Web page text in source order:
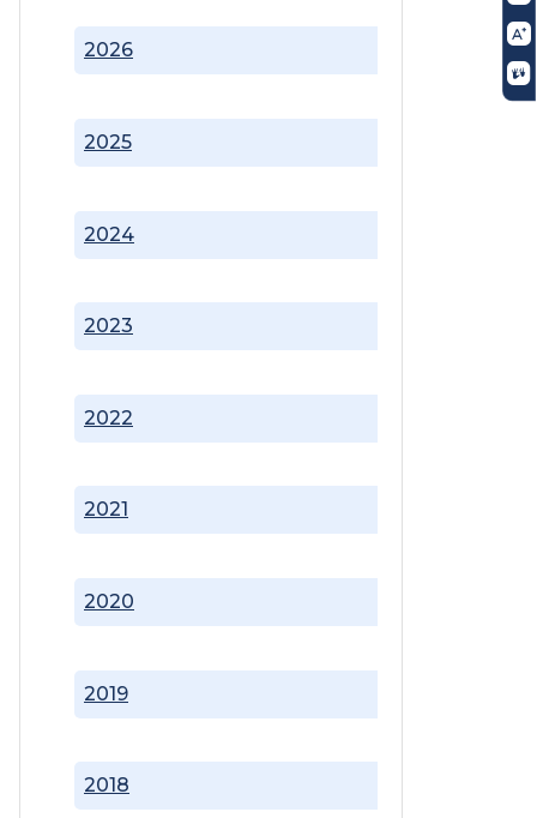
2018
2019
2020
2021
2022
2023
2024
2025
2026